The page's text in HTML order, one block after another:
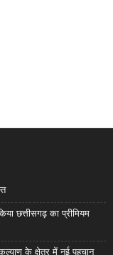
छत्तीसगढ़ का प्रीमियम
के क्षेत्र में नई पहचान